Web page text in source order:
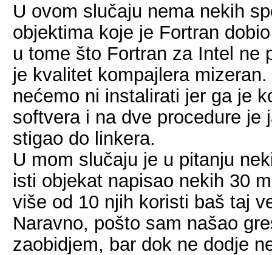
U ovom slučaju nema nekih
objektima koje je Fortran
u tome što Fortran za Intel ne
je kvalitet kompajlera
nećemo ni instalirati jer ga je
softvera i na dve procedure je
stigao do linkera.
U mom slučaju je u pitanju
isti objekat napisao nekih 30
više od 10 njih koristi baš taj
Naravno, pošto sam našao
zaobidjem, bar dok ne dodje